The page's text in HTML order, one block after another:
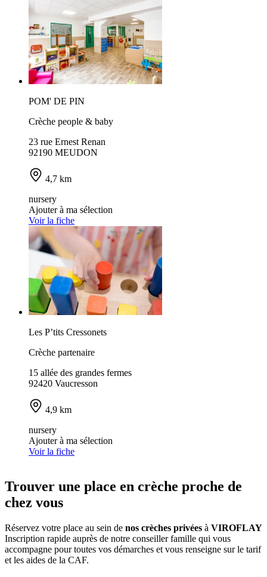
POM' DE PIN
Crèche people & baby
23 rue Ernest Renan
92190 MEUDON
4,7 km
nursery
Ajouter à ma sélection
Voir la fiche
Les P’tits Cressonets
Crèche partenaire
15 allée des grandes fermes
92420 Vaucresson
4,9 km
nursery
Ajouter à ma sélection
Voir la fiche
Trouver une place en crèche proche de
chez vous
Réservez votre place au sein de nos crèches privées à VIROFLAY
Inscription rapide auprès de notre conseiller famille qui vous
accompagne pour toutes vos démarches et vous renseigne sur le tarif
et les aides de la CAF.